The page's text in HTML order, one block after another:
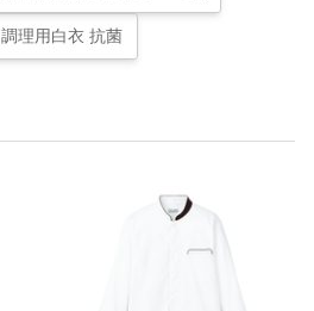
調理用白衣 抗菌